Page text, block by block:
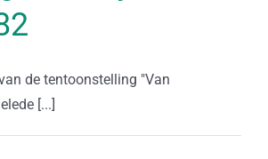
de tentoonstelling "Van
[...]